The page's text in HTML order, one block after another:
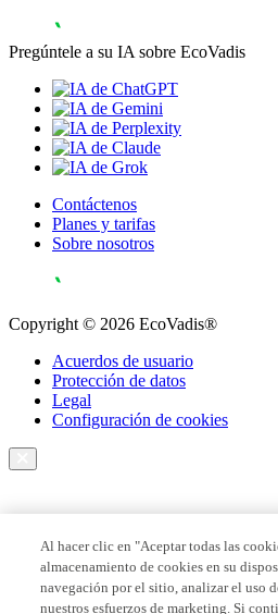
Pregúntele a su IA sobre EcoVadis
Contáctenos
Planes y tarifas
Sobre nosotros
Copyright © 2026 EcoVadis®
Acuerdos de usuario
Protección de datos
Legal
Configuración de cookies
Al hacer clic en "Aceptar todas las
almacenamiento de cookies en su
navegación por el sitio, analizar el uso
nuestros esfuerzos de marketing. Si